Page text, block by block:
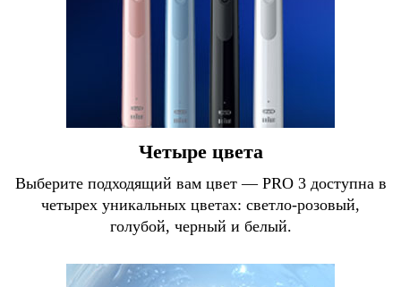
Четыре цвета
Выберите подходящий вам цвет — PRO 3 доступна в
четырех уникальных цветах: светло-розовый,
голубой, черный и белый.